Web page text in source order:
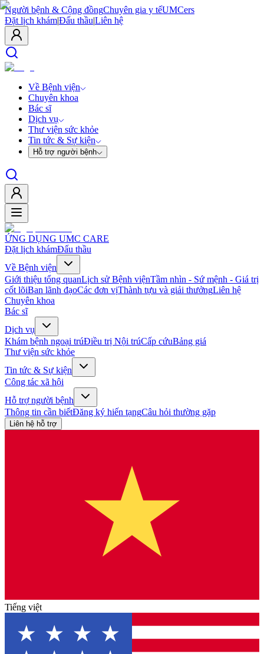
Người bệnh & Cộng đồngChuyên gia y tếUMCers
Đặt lịch khám|Đấu thầu|Liên hệ
Về Bệnh viện
Chuyên khoa
Bác sĩ
Dịch vụ
Thư viện sức khỏe
Tin tức & Sự kiện
Hỗ trợ người bệnh
ỨNG DỤNG UMC CARE
Đặt lịch khámĐấu thầu
Về Bệnh viện
Giới thiệu tổng quanLịch sử Bệnh việnTầm nhìn - Sứ mệnh - Giá trị
cốt lõiBan lãnh đạoCác đơn vịThành tựu và giải thưởngLiên hệ
Chuyên khoa
Bác sĩ
Dịch vụ
Khám bệnh ngoại trúĐiều trị Nội trúCấp cứuBảng giá
Thư viện sức khỏe
Tin tức & Sự kiện
Công tác xã hội
Hỗ trợ người bệnh
Thông tin cần biếtĐăng ký hiến tạngCâu hỏi thường gặp
Liên hệ hỗ trợ
Tiếng việt